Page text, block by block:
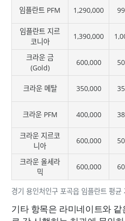
경기 용인처인구 포곡읍 임플란트 평균
임플란트 PFM 1,290,000
임플란트 지르
코니아
1,390,000
크라운 금
(Gold)
600,000
크라운 메탈 350,000
크라운 PFM 400,000
크라운 지르코
니아
600,000
크라운 올세라
믹
600,000
기타 항목은 라미네이트와